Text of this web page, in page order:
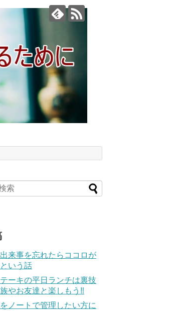
来事を忘れたらココロが
いう話
ーキの平日ランチは裏技
やお友達と楽しもう‼
ノートで管理したい方に